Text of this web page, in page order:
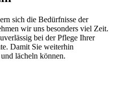
sich die Bedürfnisse der
wir uns besonders viel Zeit.
bei der Pflege Ihrer
Damit Sie weiterhin
lächeln können.